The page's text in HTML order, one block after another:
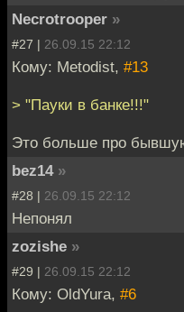
Necrotrooper »
#27 | 26.09.15 22:12
Кому: Metodist, #13
> "Пауки в банке!!!"
Это больше про
bez14 »
#28 | 26.09.15 22:12
Непонял
zozishe »
#29 | 26.09.15 22:12
Кому: OldYura, #6